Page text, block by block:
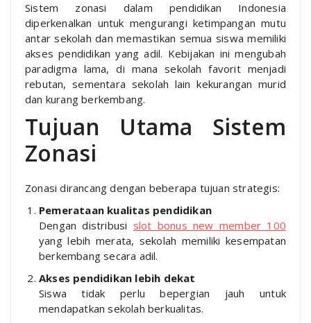
Sistem zonasi dalam pendidikan Indonesia
diperkenalkan untuk mengurangi ketimpangan mutu
antar sekolah dan memastikan semua siswa memiliki
akses pendidikan yang adil. Kebijakan ini mengubah
paradigma lama, di mana sekolah favorit menjadi
rebutan, sementara sekolah lain kekurangan murid
dan kurang berkembang.
Tujuan Utama Sistem
Zonasi
Zonasi dirancang dengan beberapa tujuan strategis:
Pemerataan kualitas pendidikan
Dengan distribusi slot bonus new member 100
yang lebih merata, sekolah memiliki kesempatan
berkembang secara adil.
Akses pendidikan lebih dekat
Siswa tidak perlu bepergian jauh untuk
mendapatkan sekolah berkualitas.